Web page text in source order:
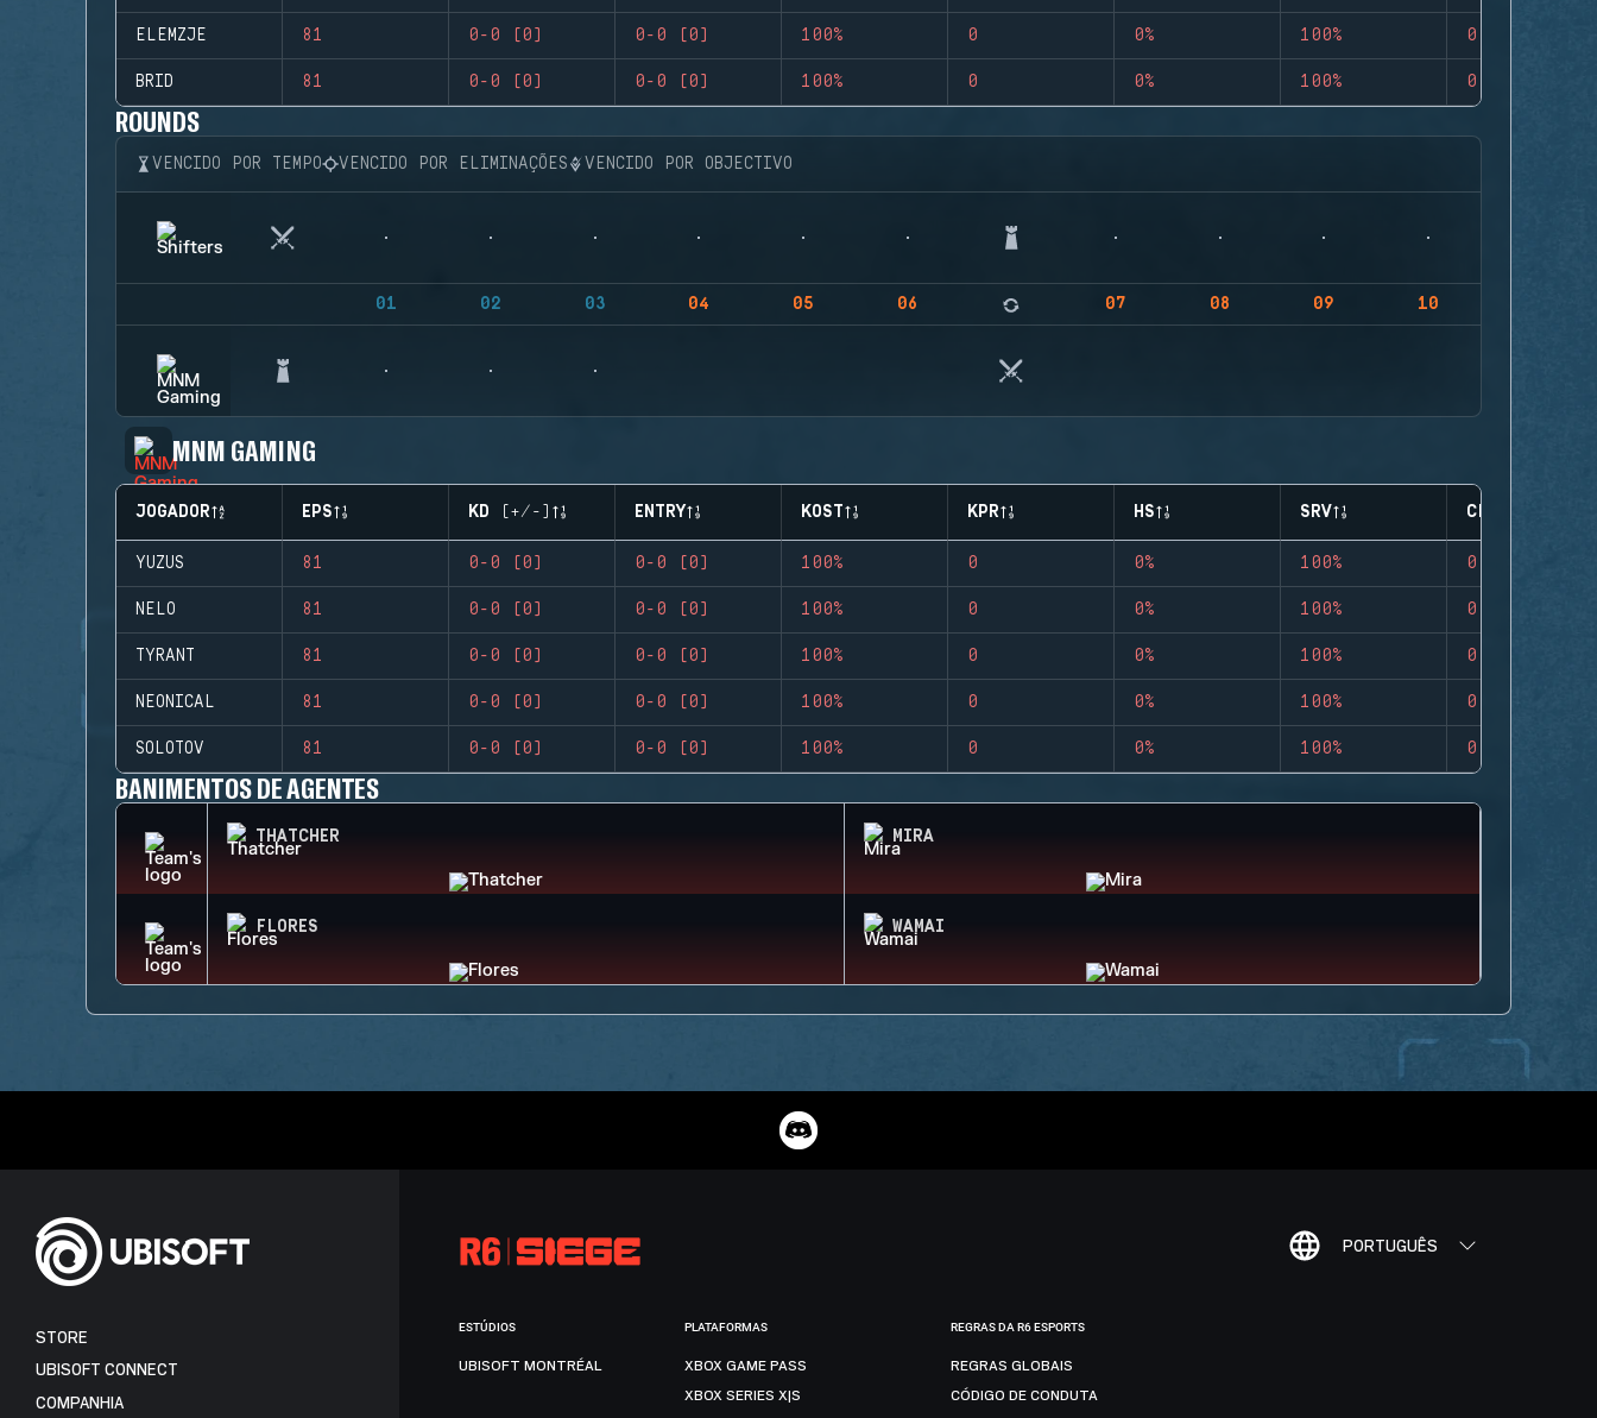
ELEMZJE 81 0-0 (0) 0-0 (0) 100% 0 0% 100% 0
BRID 81 0-0 (0) 0-0 (0) 100% 0 0% 100% 0
ROUNDS
VENCIDO POR TEMPO VENCIDO POR ELIMINAÇÕES VENCIDO POR OBJECTIVO
01 02 03 04 05 06 07 08 09 10
MNM GAMING
JOGADOR EPS KD (+/-) ENTRY KOST KPR HS SRV CLUTCHES
YUZUS 81 0-0 (0) 0-0 (0) 100% 0 0% 100% 0
NELO 81 0-0 (0) 0-0 (0) 100% 0 0% 100% 0
TYRANT 81 0-0 (0) 0-0 (0) 100% 0 0% 100% 0
NEONICAL 81 0-0 (0) 0-0 (0) 100% 0 0% 100% 0
SOLOTOV 81 0-0 (0) 0-0 (0) 100% 0 0% 100% 0
BANIMENTOS DE AGENTES
THATCHER MIRA
FLORES WAMAI
PORTUGUÊS
STORE
UBISOFT CONNECT
COMPANHIA
ESTÚDIOS
UBISOFT MONTRÉAL
PLATAFORMAS
XBOX GAME PASS
XBOX SERIES X|S
REGRAS DA R6 ESPORTS
REGRAS GLOBAIS
CÓDIGO DE CONDUTA